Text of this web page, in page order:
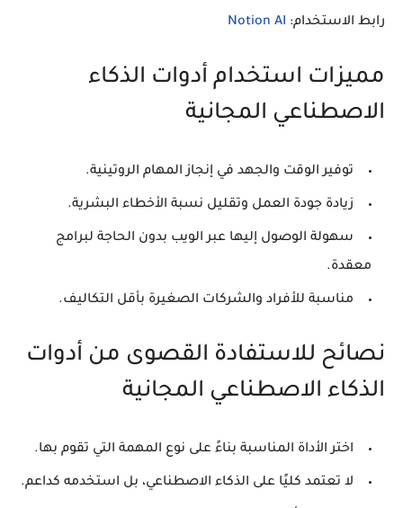
رابط الاستخدام: Notion AI
مميزات استخدام أدوات الذكاء
الاصطناعي المجانية
توفير الوقت والجهد في إنجاز المهام الروتينية.
زيادة جودة العمل وتقليل نسبة الأخطاء البشرية.
سهولة الوصول إليها عبر الويب بدون الحاجة لبرامج
معقدة.
مناسبة للأفراد والشركات الصغيرة بأقل التكاليف.
نصائح للاستفادة القصوى من أدوات
الذكاء الاصطناعي المجانية
اختر الأداة المناسبة بناءً على نوع المهمة التي تقوم بها.
لا تعتمد كليًا على الذكاء الاصطناعي، بل استخدمه كداعم.